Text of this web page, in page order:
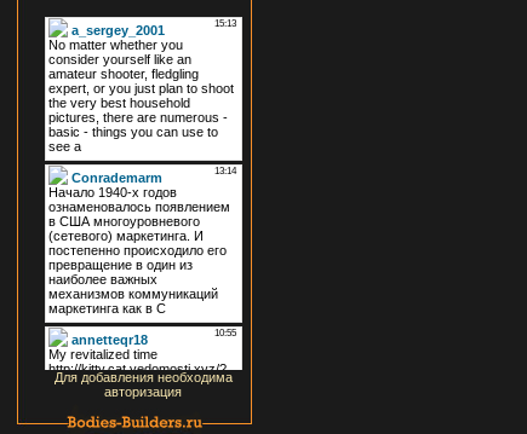
Для добавления необходима
авторизация